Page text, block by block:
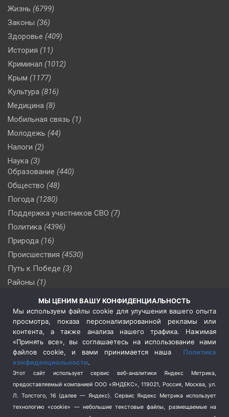
Жизнь (6799)
Законы (36)
Здоровье (409)
История (11)
Криминал (1012)
Крым (1177)
Культура (816)
Медицина (8)
Мобильная связь (1)
Молодежь (44)
Налоги (2)
Наука (3)
Образование (440)
Общество (48)
Погода (1280)
Поддержка участников СВО (7)
Политика (4396)
Природа (16)
Происшествия (4530)
Путь к Победе (3)
Районы (1)
(510)
Сельское хозяйство (3)
Социальная политика
(3)
Спецоперация в Украине
Спецоперация на Украине
(404)
Спорт (740)
Терроризм (1)
Транспорт (262)
МЫ ЦЕНИМ ВАШУ КОНФИДЕНЦИАЛЬНОСТЬ
Мы используем файлы cookie для улучшения вашего опыта
просмотра, показа персонализированной рекламы или
контента, а также анализа нашего трафика. Нажимая
«Принять все», вы соглашаетесь на использование нами
файлов cookie, и вами принимается наша Политика
конфиденциальности.
Этот сайт использует сервис веб-аналитики Яндекс Метрика,
предоставляемый компанией ООО «ЯНДЕКС», 119021, Россия, Москва, ул.
Л. Толстого, 16 (далее — Яндекс). Сервис Яндекс Метрика использует
технологию «cookie» — небольшие текстовые файлы, размещаемые на